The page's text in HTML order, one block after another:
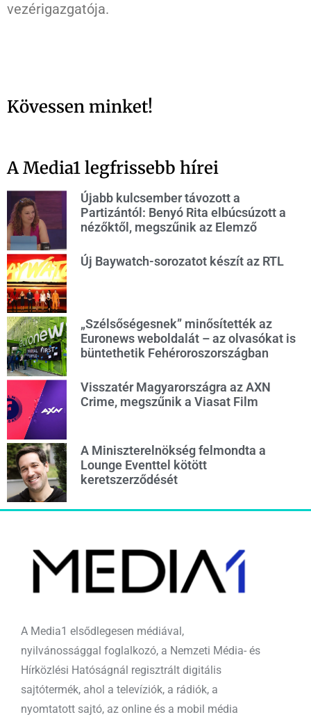
vezérigazgatója.
Kövessen minket!
A Media1 legfrissebb hírei
Újabb kulcsember távozott a
Partizántól: Benyó Rita elbúcsúzott a
nézőktől, megszűnik az Elemző
Új Baywatch-sorozatot készít az RTL
„Szélsőségesnek” minősítették az
Euronews weboldalát – az olvasókat is
büntethetik Fehéroroszországban
Visszatér Magyarországra az AXN
Crime, megszűnik a Viasat Film
A Miniszterelnökség felmondta a
Lounge Eventtel kötött
keretszerződését
A Media1 elsődlegesen médiával,
nyilvánossággal foglalkozó, a Nemzeti Média- és
Hírközlési Hatóságnál regisztrált digitális
sajtótermék, ahol a televíziók, a rádiók, a
nyomtatott sajtó, az online és a mobil média